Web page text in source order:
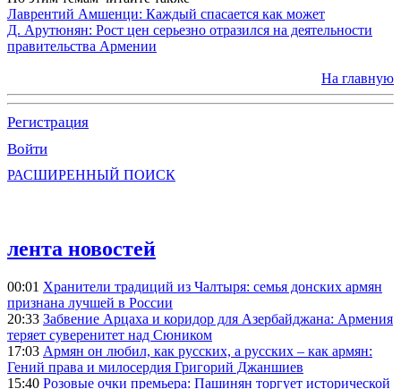
Лаврентий Амшенци: Каждый спасается как может
Д. Арутюнян: Рост цен серьезно отразился на деятельности
правительства Армении
На главную
Регистрация
Войти
РАСШИРЕННЫЙ ПОИСК
лента новостей
00:01 Хранители традиций из Чалтыря: семья донских армян
признана лучшей в России
20:33 Забвение Арцаха и коридор для Азербайджана: Армения
теряет суверенитет над Сюником
17:03 Армян он любил, как русских, а русских – как армян:
Гений права и милосердия Григорий Джаншиев
15:40 Розовые очки премьера: Пашинян торгует исторической